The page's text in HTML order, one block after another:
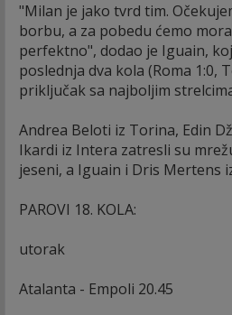
"Milan je jako tvrd tim.
borbu, a za pobedu ćemo
perfektno", dodao je Iguain,
poslednja dva kola (Roma 1:0,
priključak sa najboljim
Andrea Beloti iz Torina, Edin
Ikardi iz Intera zatresli su
jeseni, a Iguain i Dris Mertens
PAROVI 18. KOLA:
utorak
Atalanta - Empoli 20.45